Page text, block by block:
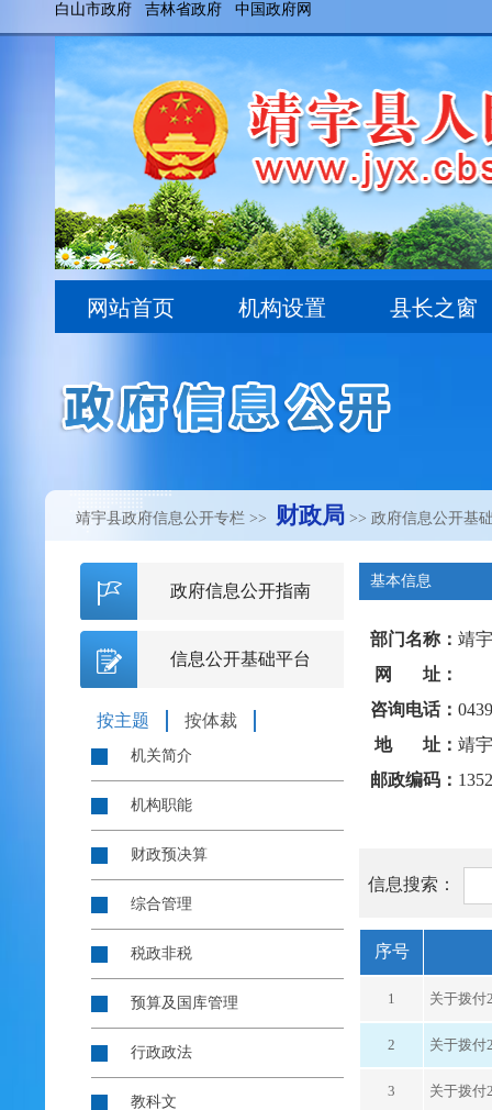
靖宇县政府信息公开专栏 >> 财政局 >> 政府信息公开基
基本信息
部门名称： 靖
网 址：
咨询电话：
地 址： 靖
邮政编码：
信息搜索：
序号
1 关于拨付
2 关于拨付
3 关于拨付
政府信息公开指南
信息公开基础平台
按主题 按体裁
机关简介
机构职能
财政预决算
综合管理
税政非税
预算及国库管理
行政政法
教科文